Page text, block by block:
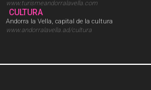
www.turismeandorralavella.com
CULTURA
Andorra la Vella, capital de la cultura
www.andorralavella.ad/cultura